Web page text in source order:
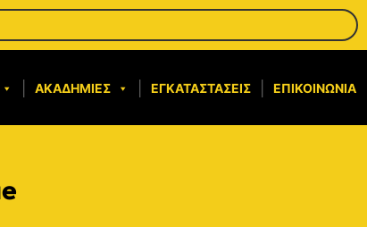
ΑΚΑΔΗΜΊΕΣ ΕΓΚΑΤΑΣΤΆΣΕΙΣ ΕΠΙΚΟΙΝΩΝΊΑ